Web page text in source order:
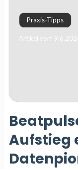
Praxis-Tipps
Artikel vom
Aufstieg